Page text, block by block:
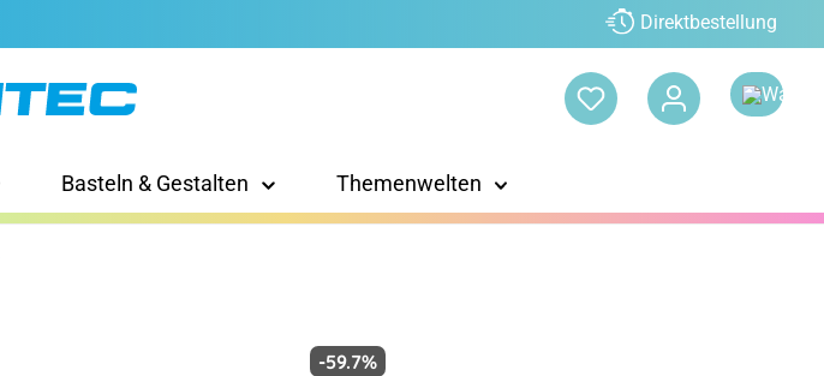
Direktbestellung
Basteln & Gestalten Themenwelten
-59.7%